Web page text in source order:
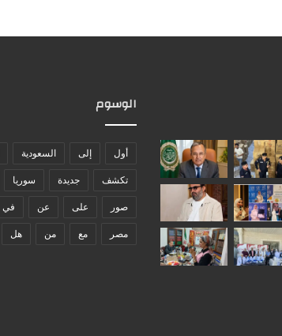
الوسوم
أول إلى السعودية
تكشف جديدة سوريا
صور على عن في
مصر مع من هل